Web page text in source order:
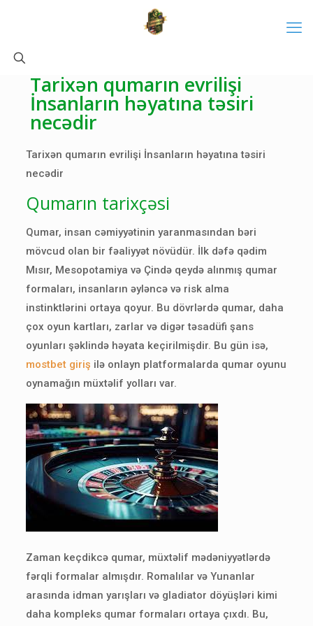
Tarixən qumarın evrilişi
İnsanların həyatına təsiri
necədir
Tarixən qumarın evrilişi İnsanların həyatına təsiri
necədir
Qumarın tarixçəsi
Qumar, insan cəmiyyətinin yaranmasından bəri
mövcud olan bir fəaliyyət növüdür. İlk dəfə qədim
Mısır, Mesopotamiya və Çində qeydə alınmış qumar
formaları, insanların əyləncə və risk alma
instinktlərini ortaya qoyur. Bu dövrlərdə qumar, daha
çox oyun kartları, zarlar və digər təsadüfi şans
oyunları şəklində həyata keçirilmişdir. Bu gün isə,
mostbet giriş ilə onlayn platformalarda qumar oyunu
oynamağın müxtəlif yolları var.
Zaman keçdikcə qumar, müxtəlif mədəniyyətlərdə
fərqli formalar almışdır. Romalılar və Yunanlar
arasında idman yarışları və gladiator döyüşləri kimi
daha kompleks qumar formaları ortaya çıxdı. Bu,